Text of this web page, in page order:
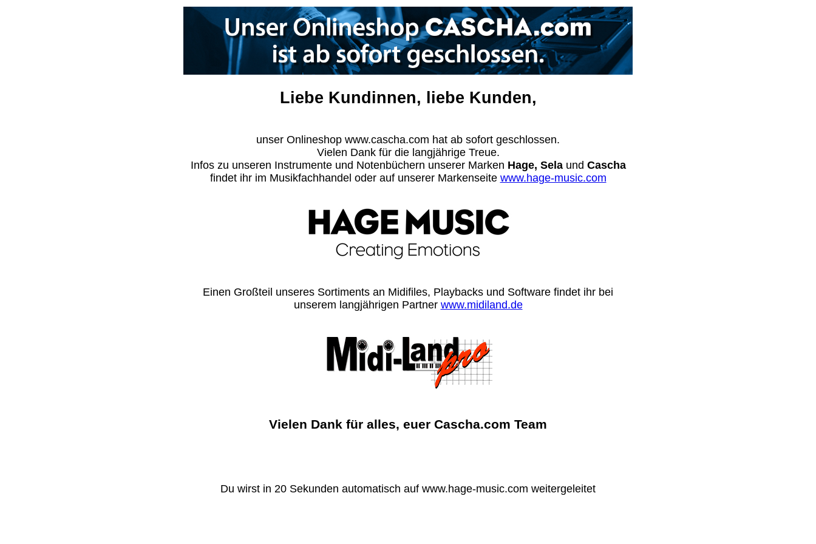
Liebe Kundinnen, liebe Kunden,
unser Onlineshop www.cascha.com hat ab sofort geschlossen.
Vielen Dank für die langjährige Treue.
Infos zu unseren Instrumente und Notenbüchern unserer Marken Hage, Selaund Cascha
findet ihr im Musikfachhandel oder auf unserer Markenseite www.hage-music.com
Einen Großteil unseres Sortiments an Midifiles, Playbacks und Software findet ihr bei
unserem langjährigen Partner www.midiland.de
Vielen Dank für alles, euer Cascha.com Team
Du wirst in 20 Sekunden automatisch auf www.hage-music.com weitergeleitet